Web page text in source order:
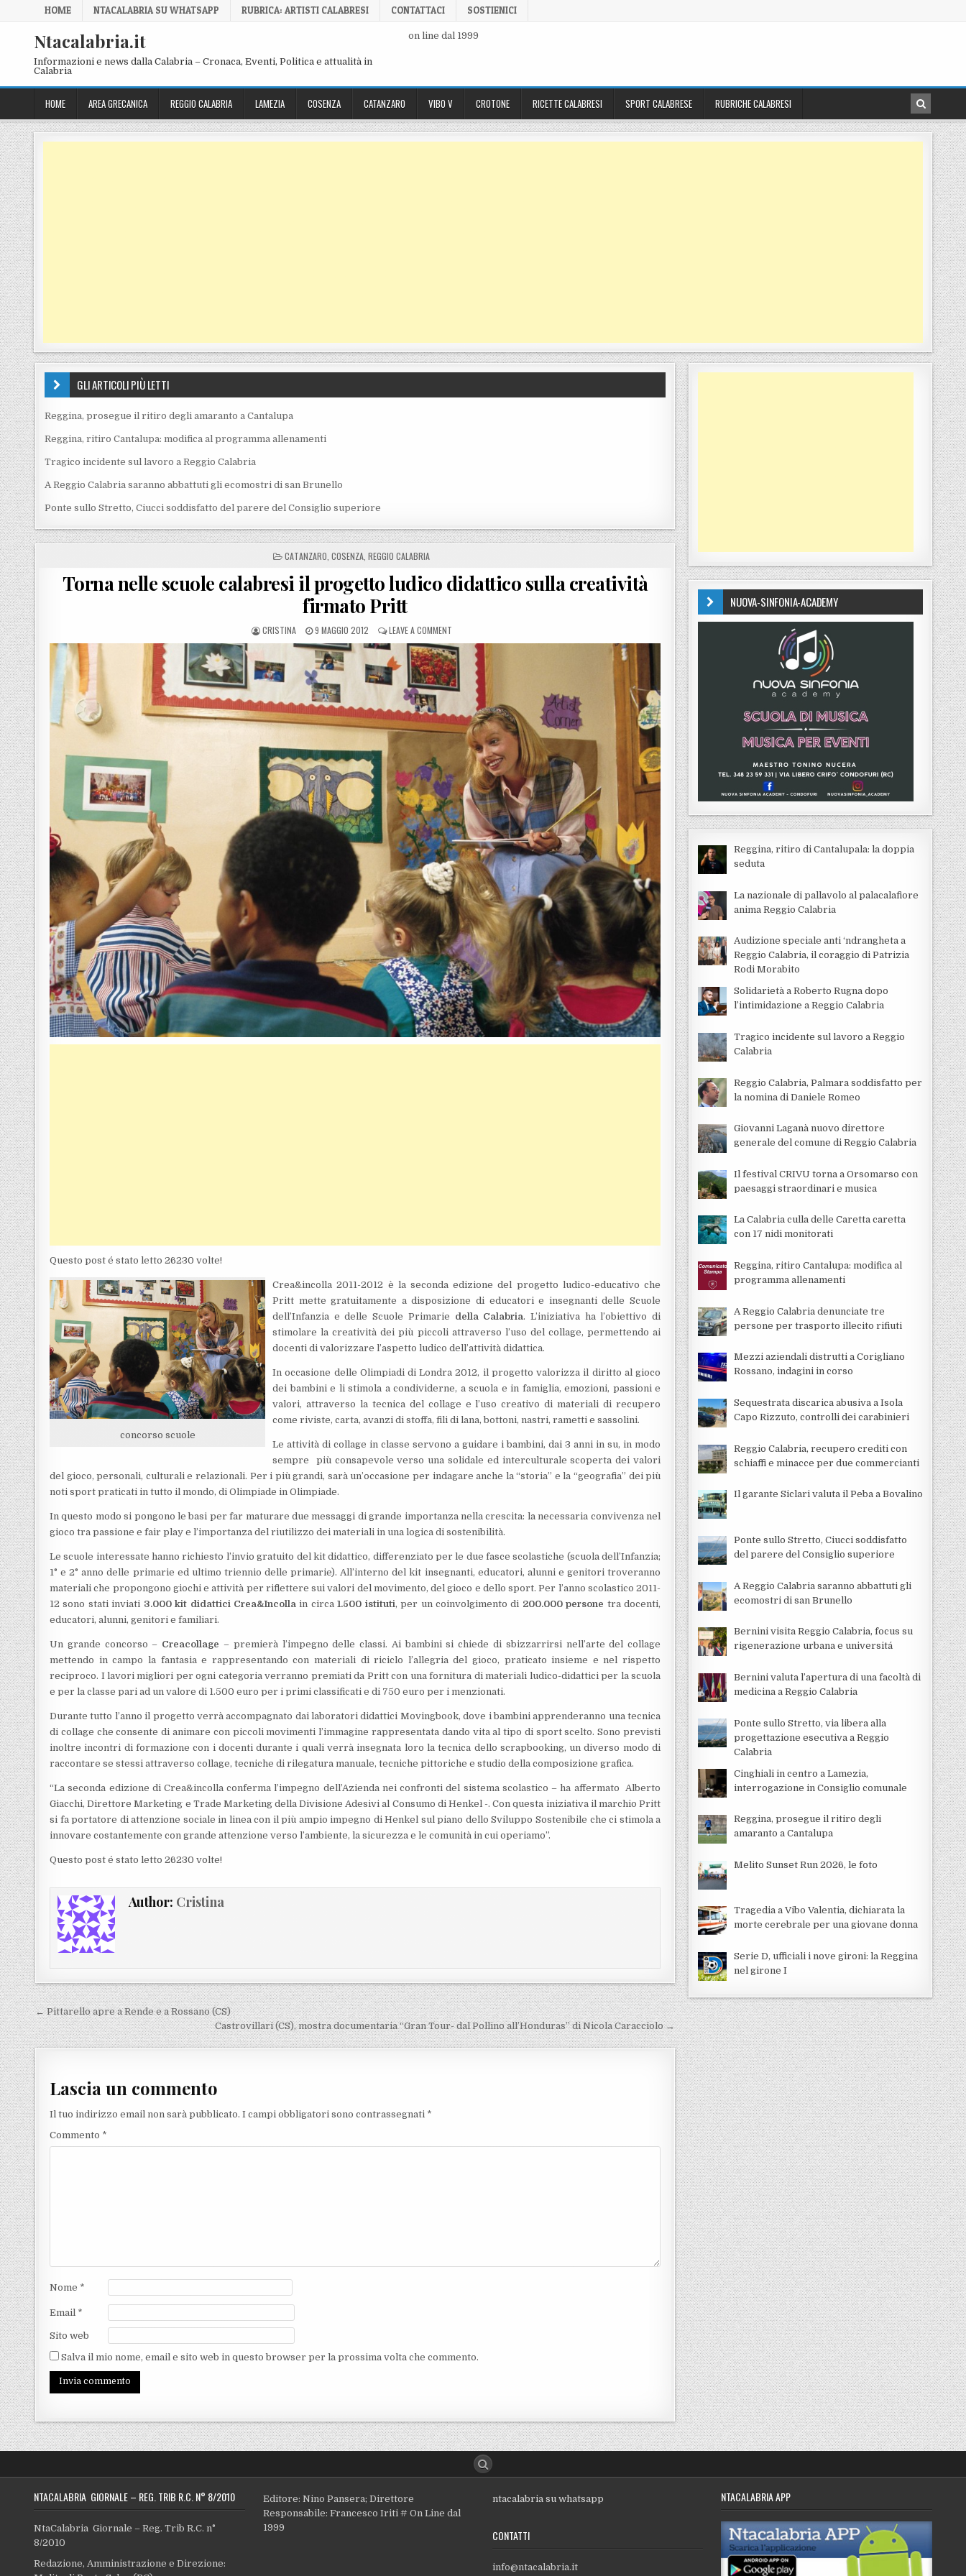
Skip to content
HOME NTACALABRIA SU WHATSAPP RUBRICA: ARTISTI CALABRESI CONTATTACI SOSTIENICI
Ntacalabria.it
Informazioni e news dalla Calabria – Cronaca, Eventi, Politica e attualità in
Calabria
on line dal 1999
HOME AREA GRECANICA REGGIO CALABRIA LAMEZIA COSENZA CATANZARO VIBO V CROTONE RICETTE CALABRESI SPORT CALABRESE RUBRICHE CALABRESI
GLI ARTICOLI PIÙ LETTI
Reggina, prosegue il ritiro degli amaranto a Cantalupa
Reggina, ritiro Cantalupa: modifica al programma allenamenti
Tragico incidente sul lavoro a Reggio Calabria
A Reggio Calabria saranno abbattuti gli ecomostri di san Brunello
Ponte sullo Stretto, Ciucci soddisfatto del parere del Consiglio superiore
POSTED IN
CATANZARO ,COSENZA ,REGGIO CALABRIA
Torna nelle scuole calabresi il progetto ludico didattico sulla creatività
firmato Pritt
POSTED BY
CRISTINA POSTED ON
9 MAGGIO 2012 LEAVE A COMMENTON TORNA NELLE SCUOLE CALABRESI IL PROGETTO LUDICO DIDATTICO SULLA CREATIVITÀ FIRMATO PRITT
Questo post é stato letto 26230 volte!
concorso scuole
Crea&incolla 2011-2012 è la seconda edizione del progetto ludico-educativo che
Pritt mette gratuitamente a disposizione di educatori e insegnanti delle Scuole
dell’Infanzia e delle Scuole Primarie della Calabria. L’iniziativa ha l’obiettivo di
stimolare la creatività dei più piccoli attraverso l’uso del collage, permettendo ai
docenti di valorizzare l’aspetto ludico dell’attività didattica.
In occasione delle Olimpiadi di Londra 2012, il progetto valorizza il diritto al gioco
dei bambini e li stimola a condividerne, a scuola e in famiglia, emozioni, passioni e
valori, attraverso la tecnica del collage e l’uso creativo di materiali di recupero
come riviste, carta, avanzi di stoffa, fili di lana, bottoni, nastri, rametti e sassolini.
Le attività di collage in classe servono a guidare i bambini, dai 3 anni in su, in modo
sempre più consapevole verso una solidale ed interculturale scoperta dei valori
del gioco, personali, culturali e relazionali. Per i più grandi, sarà un’occasione per indagare anche la “storia” e la “geografia” dei più
noti sport praticati in tutto il mondo, di Olimpiade in Olimpiade.
In questo modo si pongono le basi per far maturare due messaggi di grande importanza nella crescita: la necessaria convivenza nel
gioco tra passione e fair play e l’importanza del riutilizzo dei materiali in una logica di sostenibilità.
Le scuole interessate hanno richiesto l’invio gratuito del kit didattico, differenziato per le due fasce scolastiche (scuola dell’Infanzia;
1° e 2° anno delle primarie ed ultimo triennio delle primarie). All’interno del kit insegnanti, educatori, alunni e genitori troveranno
materiali che propongono giochi e attività per riflettere sui valori del movimento, del gioco e dello sport. Per l’anno scolastico 2011-
12 sono stati inviati 3.000 kit didattici Crea&Incolla in circa1.500 istituti, per un coinvolgimento di 200.000 persone tra docenti,
educatori, alunni, genitori e familiari.
Un grande concorso – Creacollage – premierà l’impegno delle classi. Ai bambini si chiede di sbizzarrirsi nell’arte del collage
mettendo in campo la fantasia e rappresentando con materiali di riciclo l’allegria del gioco, praticato insieme e nel rispetto
reciproco. I lavori migliori per ogni categoria verranno premiati da Pritt con una fornitura di materiali ludico-didattici per la scuola
e per la classe pari ad un valore di 1.500 euro per i primi classificati e di 750 euro per i menzionati.
Durante tutto l’anno il progetto verrà accompagnato dai laboratori didattici Movingbook, dove i bambini apprenderanno una tecnica
di collage che consente di animare con piccoli movimenti l’immagine rappresentata dando vita al tipo di sport scelto. Sono previsti
inoltre incontri di formazione con i docenti durante i quali verrà insegnata loro la tecnica dello scrapbooking, un diverso modo di
raccontare se stessi attraverso collage, tecniche di rilegatura manuale, tecniche pittoriche e studio della composizione grafica.
“La seconda edizione di Crea&incolla conferma l’impegno dell’Azienda nei confronti del sistema scolastico – ha affermato Alberto
Giacchi, Direttore Marketing e Trade Marketing della Divisione Adesivi al Consumo di Henkel -. Con questa iniziativa il marchio Pritt
si fa portatore di attenzione sociale in linea con il più ampio impegno di Henkel sul piano dello Sviluppo Sostenibile che ci stimola a
innovare costantemente con grande attenzione verso l’ambiente, la sicurezza e le comunità in cui operiamo”.
Questo post é stato letto 26230 volte!
Author: Cristina
Navigazione articoli
← Pittarello apre a Rende e a Rossano (CS)
Castrovillari (CS), mostra documentaria “Gran Tour- dal Pollino all’Honduras” di Nicola Caracciolo →
Lascia un commento
Il tuo indirizzo email non sarà pubblicato. I campi obbligatori sono contrassegnati *
Commento *
Nome *
Email *
Sito web
Salva il mio nome, email e sito web in questo browser per la prossima volta che commento.
NUOVA-SINFONIA-ACADEMY
Reggina, ritiro di Cantalupala: la doppia
seduta
La nazionale di pallavolo al palacalafiore
anima Reggio Calabria
Audizione speciale anti ‘ndrangheta a
Reggio Calabria, il coraggio di Patrizia
Rodi Morabito
Solidarietà a Roberto Rugna dopo
l’intimidazione a Reggio Calabria
Tragico incidente sul lavoro a Reggio
Calabria
Reggio Calabria, Palmara soddisfatto per
la nomina di Daniele Romeo
Giovanni Laganà nuovo direttore
generale del comune di Reggio Calabria
Il festival CRIVU torna a Orsomarso con
paesaggi straordinari e musica
La Calabria culla delle Caretta caretta
con 17 nidi monitorati
Reggina, ritiro Cantalupa: modifica al
programma allenamenti
A Reggio Calabria denunciate tre
persone per trasporto illecito rifiuti
Mezzi aziendali distrutti a Corigliano
Rossano, indagini in corso
Sequestrata discarica abusiva a Isola
Capo Rizzuto, controlli dei carabinieri
Reggio Calabria, recupero crediti con
schiaffi e minacce per due commercianti
Il garante Siclari valuta il Peba a Bovalino
Ponte sullo Stretto, Ciucci soddisfatto
del parere del Consiglio superiore
A Reggio Calabria saranno abbattuti gli
ecomostri di san Brunello
Bernini visita Reggio Calabria, focus su
rigenerazione urbana e universitá
Bernini valuta l’apertura di una facoltà di
medicina a Reggio Calabria
Ponte sullo Stretto, via libera alla
progettazione esecutiva a Reggio
Calabria
Cinghiali in centro a Lamezia,
interrogazione in Consiglio comunale
Reggina, prosegue il ritiro degli
amaranto a Cantalupa
Melito Sunset Run 2026, le foto
Tragedia a Vibo Valentia, dichiarata la
morte cerebrale per una giovane donna
Serie D, ufficiali i nove gironi: la Reggina
nel girone I
NTACALABRIA GIORNALE – REG. TRIB R.C. N° 8/2010
NtaCalabria Giornale – Reg. Trib R.C. n°
8/2010
Redazione, Amministrazione e Direzione:
Editore: Nino Pansera; Direttore
Responsabile: Francesco Iriti # On Line dal
1999
ntacalabria su whatsapp
CONTATTI
info@ntacalabria.it
NTACALABRIA APP